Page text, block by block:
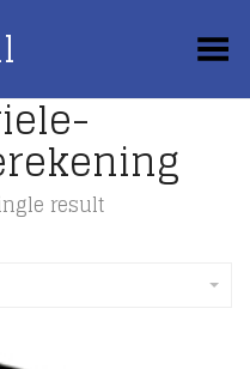
Toggle Menu
result